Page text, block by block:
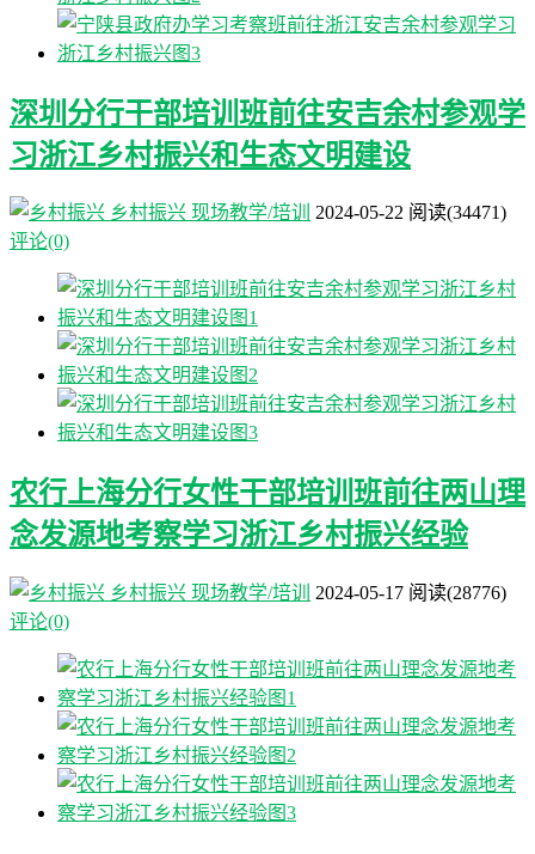
深圳分行干部培训班前往安吉余村参观学
习浙江乡村振兴和生态文明建设
乡村振兴 现场教学/培训 2024-05-22 阅读(34471)
评论(0)
农行上海分行女性干部培训班前往两山理
念发源地考察学习浙江乡村振兴经验
乡村振兴 现场教学/培训 2024-05-17 阅读(28776)
评论(0)